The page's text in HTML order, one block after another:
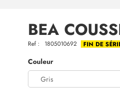
BEA
Ref : 1805010692 FIN DE
Couleur
Gris